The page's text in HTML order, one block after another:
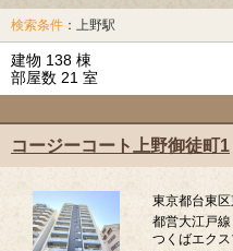
検索条件 ：上野駅
建物 138 棟
部屋数 21 室
コージーコート上野御徒町1
東京都台東
都営大江戸
つくばエク